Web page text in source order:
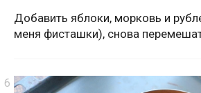
Добавить яблоки, морковь и
меня фисташки), снова